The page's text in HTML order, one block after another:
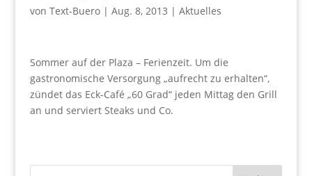
von Text-Buero| Aug. 8, 2013 | Aktuelles
Sommer auf der Plaza – Ferienzeit. Um die
gastronomische Versorgung „aufrecht zu erhalten“,
zündet das Eck-Café „60 Grad“ jeden Mittag den Grill
an und serviert Steaks und Co.